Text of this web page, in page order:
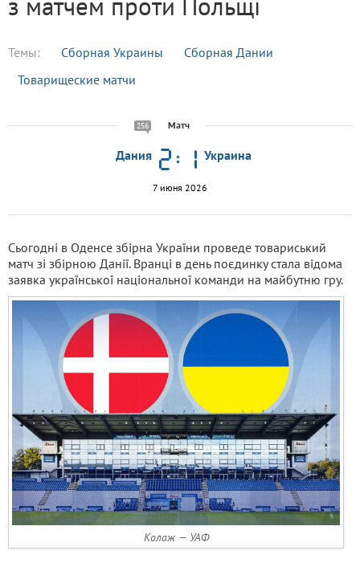
Темы: Сборная Украины
Сборная Дании
Товарищеские матчи
256 Матч
Дания Украина
7 июня 2026
Сьогодні в Оденсе збірна України проведе товариський
матч зі збірною Данії. Вранці в день поєдинку стала відома
заявка української національної команди на майбутню гру.
Колаж — УАФ